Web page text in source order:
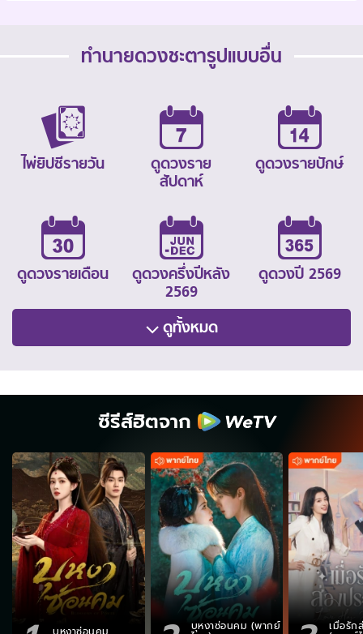
ทำนายดวงชะตารูปแบบอื่น
ไพ่ยิปซีรายวัน
ดูดวงราย
สัปดาห์
ดูดวงรายปักษ์
ดูดวงรายเดือน
ดูดวงครึ่งปีหลัง
2569
ดูดวงปี 2569
ดูทั้งหมด
ซีรีส์ฮิตจาก
บุหงาซ่อนคม บุหงาซ่อนคม (พากย์ เมื่อรัก